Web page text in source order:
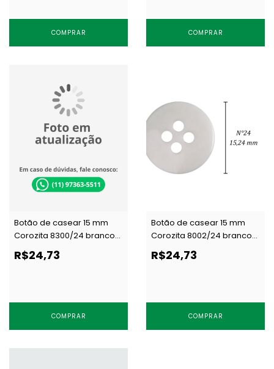
COMPRAR COMPRAR
Botão de casear 15 mm
Corozita 8300/24 branco
c/ 144 un
R$24,73
COMPRAR
Botão de casear 15 mm
Corozita 8002/24 branco
c/ 144 un
R$24,73
COMPRAR